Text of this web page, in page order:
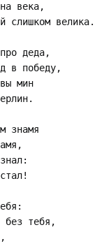
века,
слишком велика.
деда,
в победу,
мин
знамя
без тебя,